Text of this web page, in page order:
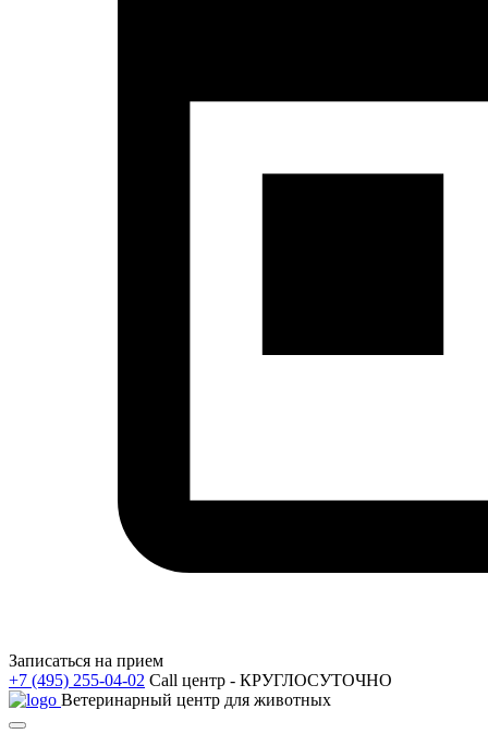
Записаться на прием
+7 (495) 255-04-02 Call центр - КРУГЛОСУТОЧНО
Ветеринарный центр для животных